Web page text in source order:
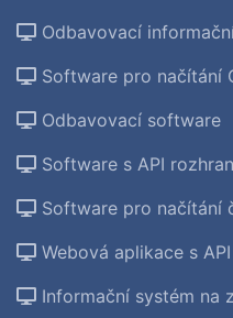
Odbavovací
Software pro načítání
Odbavovací software
Software s API
Software pro načítání
Webová aplikace s
Informační systém na